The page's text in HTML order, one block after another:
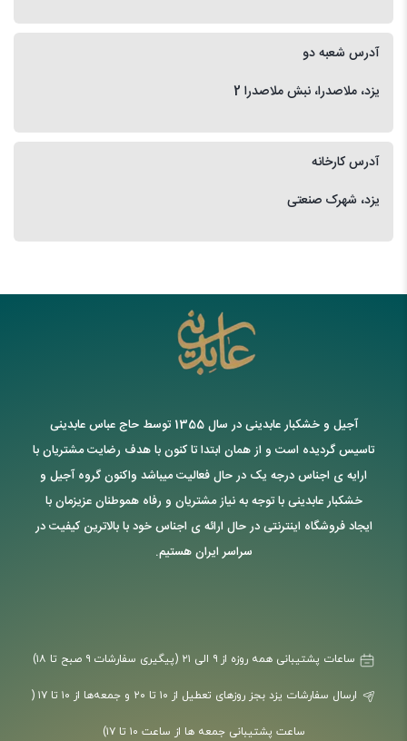
آدرس شعبه دو
یزد، ملاصدرا، نبش ملاصدرا 2
آدرس کارخانه
یزد، شهرک صنعتی
آجیل و خشکبار عابدینی در سال 1355 توسط حاج عباس عابدینی
تاسیس گردیده است و از همان ابتدا تا کنون با هدف رضایت مشتریان با
ارایه ی اجناس درجه یک در حال فعالیت میباشد واکنون گروه آجیل و
خشکبار عابدینی با توجه به نیاز مشتریان و رفاه هموطنان عزیزمان با
ایجاد فروشگاه اینترنتی در حال ارائه ی اجناس خود با بالاترین کیفیت در
سراسر ایران هستیم.
ارسال سفارشات یزد بجز روزهای تعطیل از ۱۰ تا ۲۰ و جمعه‌ها از ۱۰ تا ۱۷ (
ساعت پشتیبانی جمعه ها از ساعت ۱۰ تا ۱۷)